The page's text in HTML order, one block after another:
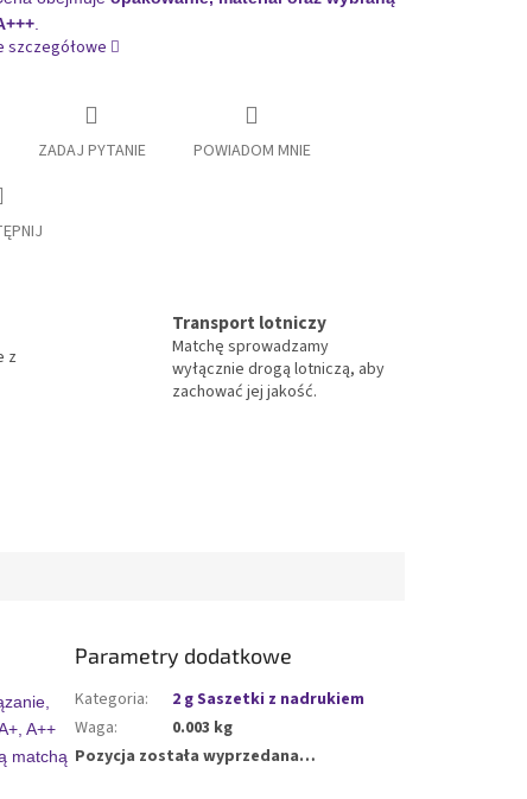
.
szczegółowe
ZADAJ PYTANIE POWIADOM MNIE
z
Transport lotniczy
Matchę sprowadzamy
wyłącznie drogą lotniczą, aby
zachować jej jakość.
A++
matchą
Parametry dodatkowe
Kategoria:
2 g Saszetki z nadrukiem
Waga:
0.003 kg
Pozycja została wyprzedana…